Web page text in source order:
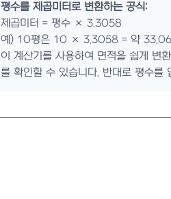
평수를 제곱미터로 변환하는 공식:
제곱미터 = 평수 × 3.3058
예) 10평은 10 × 3.3058 = 약 33.06
이 계산기를 사용하여 면적을 쉽게 변
를 확인할 수 있습니다. 반대로 평수를